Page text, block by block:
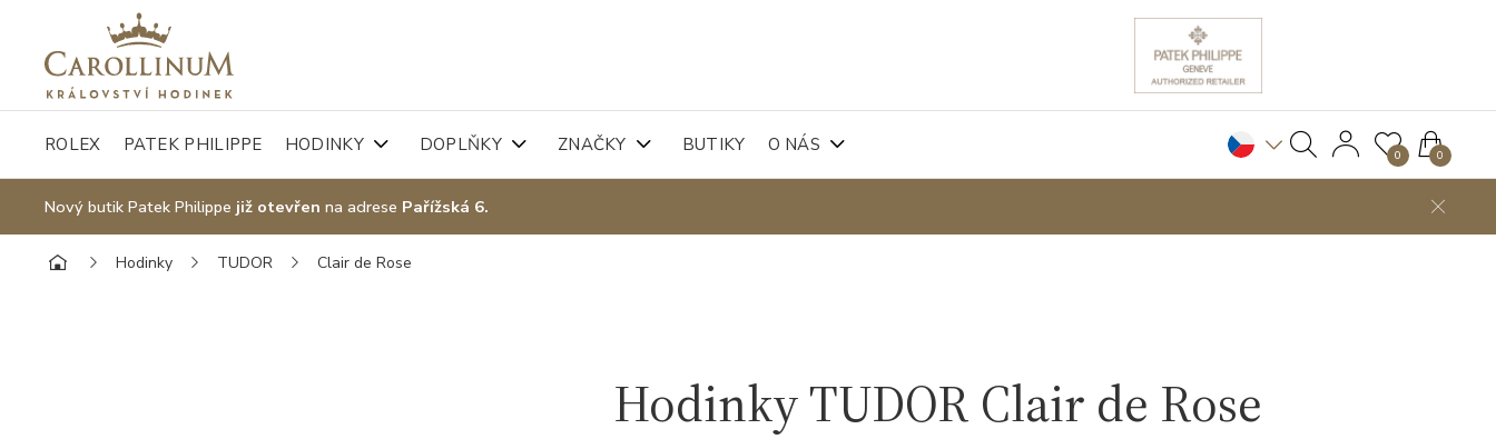
ROLEX PATEK PHILIPPE HODINKY DOPLŇKY ZNAČKY BUTIKY O NÁS 0 0
Nový butik Patek Philippe již otevřen na adrese Pařížská 6.
Hodinky TUDOR Clair de Rose
Hodinky TUDOR Clair de Rose